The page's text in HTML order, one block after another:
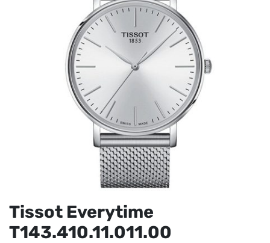
Tissot Everytime
T143.410.11.011.00